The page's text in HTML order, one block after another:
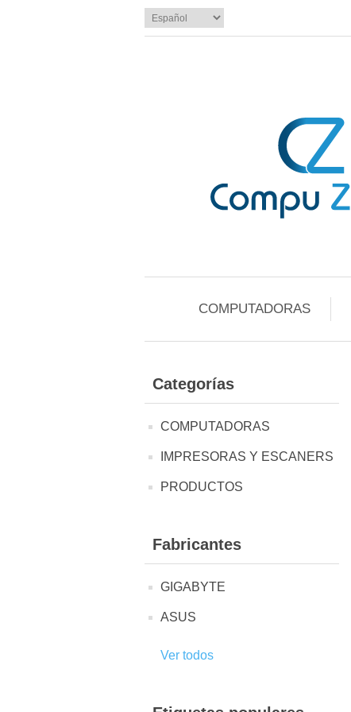
COMPUTADORAS
Categorías
COMPUTADORAS
IMPRESORAS Y ESCANERS
PRODUCTOS
Fabricantes
GIGABYTE
ASUS
Ver todos